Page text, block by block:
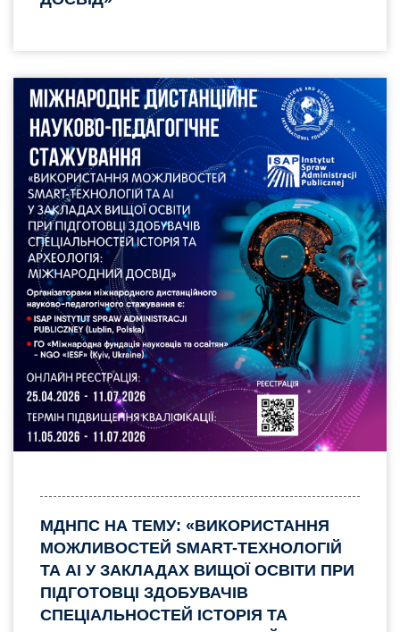
МДНПС НА ТЕМУ: «ВИКОРИСТАННЯ
МОЖЛИВОСТЕЙ SMART-ТЕХНОЛОГІЙ
ТА AI У ЗАКЛАДАХ ВИЩОЇ ОСВІТИ ПРИ
ПІДГОТОВЦІ ЗДОБУВАЧІВ
СПЕЦІАЛЬНОСТЕЙ ІСТОРІЯ ТА